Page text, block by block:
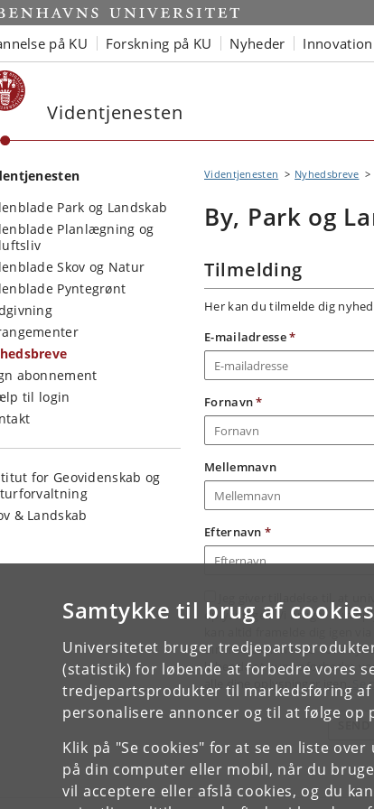
Samtykke til brug af cookies
Universitetet bruger
(statistik) for løbende at forbedre vores
tredjepartsprodukter til markedsføring
personalisere annoncer og til at følge op
Klik på "Se cookies" for at se en liste
på din computer eller mobil, når du
vil acceptere eller afslå cookies, og du
på KU Forskning på KU Nyheder Innovation
Videntjenesten
Park og Landskab
Planlægning og
Skov og Natur
Pyntegrønt
abonnement
til login
for Geovidenskab og
& Landskab
Videntjenesten Nyhedsbreve
By, Park og
Tilmelding
Her kan du tilmelde dig
E-mailadresse*
Fornavn*
Mellemnavn
Efternavn *
oplysninger. Vi bruger kun
din interaktion med vore
løbende at kunne forbedre
alle dine oplysninger igen.
SEND